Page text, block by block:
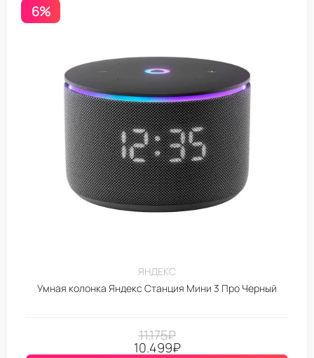
6%
ЯНДЕКС
Умная колонка Яндекс Станция Мини 3 Про Черный
11.175₽
10.499₽